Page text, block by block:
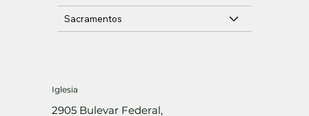
Sacramentos
Iglesia
2905 Bulevar Federal,